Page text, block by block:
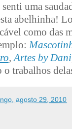
senti uma
abelhinha!
como das
, Artes by Dani
o trabalhos
agosto 29, 2010